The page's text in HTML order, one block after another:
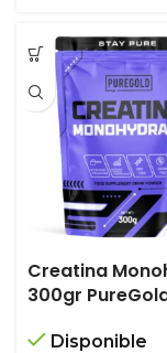
Creatina
300gr
Disponible